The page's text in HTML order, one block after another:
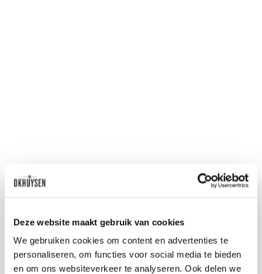
Deze website maakt gebruik van cookies
We gebruiken cookies om content en advertenties te
personaliseren, om functies voor social media te bieden
en om ons websiteverkeer te analyseren. Ook delen we
Blijf op de hoogte
Ontvang het laatste wijnnieuws, proeverijen en
evenementen